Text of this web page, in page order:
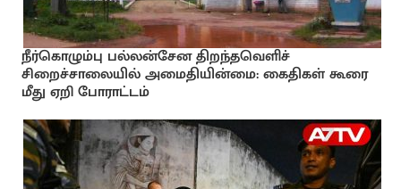
நீர்கொழும்பு பல்லன்சேன திறந்தவெளிச்
சிறைச்சாலையில் அமைதியின்மை: கைதிகள் கூரை
மீது ஏறி போராட்டம்